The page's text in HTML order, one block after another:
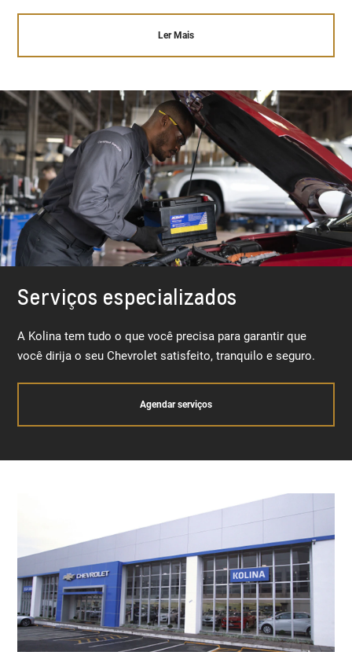
Ler Mais
Serviços especializados
A Kolina tem tudo o que você precisa para garantir que
você dirija o seu Chevrolet satisfeito, tranquilo e seguro.
Agendar serviços